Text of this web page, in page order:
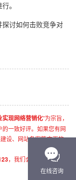
在线咨询
。
讨如何击败竞争对
实现网络营销化”为宗旨，
一致好评。如果您有网
设、网站备案等方面的
，我们会详细为你一一